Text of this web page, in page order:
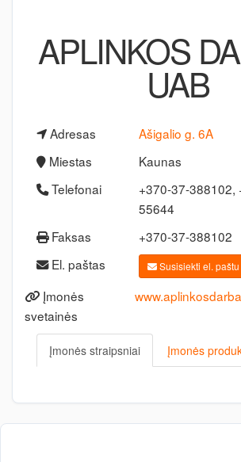
APLINKOS
UAB
Adresas
Ašigalio g. 6A
Miestas
Kaunas
Telefonai
+370-37-388102,
55644
Faksas
+370-37-388102
El. paštas
Susisiekti el. paštu
Įmonės
svetainės
Įmonės straipsniai Įmonės